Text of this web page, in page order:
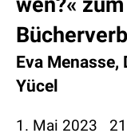
Eva Menasse,
Yücel
1. Mai 2023